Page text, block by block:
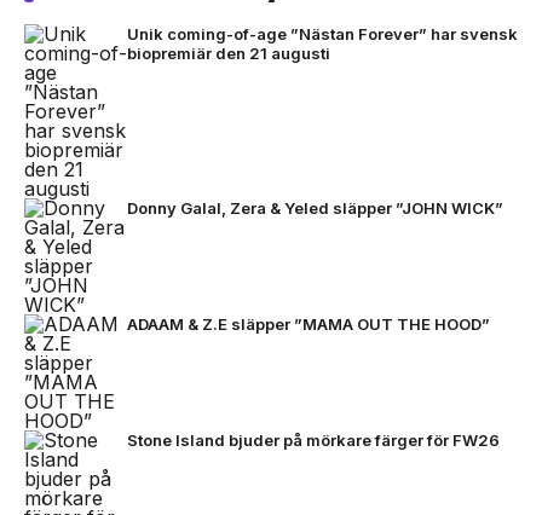
Unik coming-of-age ”Nästan Forever” har svensk
biopremiär den 21 augusti
Donny Galal, Zera & Yeled släpper ”JOHN WICK”
ADAAM & Z.E släpper ”MAMA OUT THE HOOD”
Stone Island bjuder på mörkare färger för FW26